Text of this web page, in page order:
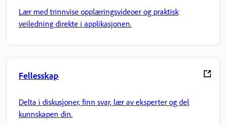
Lær med trinnvise opplæringsvideoer og praktisk
veiledning direkte i applikasjonen.
Fellesskap
Delta i diskusjoner, finn svar, lær av eksperter og del
kunnskapen din.